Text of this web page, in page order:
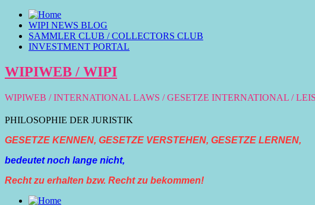
WIPI NEWS BLOG
SAMMLER CLUB / COLLECTORS CLUB
INVESTMENT PORTAL
WIPIWEB / WIPI
WIPIWEB / INTERNATIONAL LAWS / GESETZE INTERNATIONAL /
PHILOSOPHIE DER JURISTIK
GESETZE KENNEN, GESETZE VERSTEHEN, GESETZE LERNEN,
bedeutet noch lange nicht,
Recht zu erhalten bzw. Recht zu bekommen!